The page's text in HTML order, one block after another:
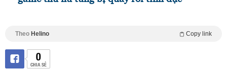
Theo Helino Copy link
0
CHIA SẺ